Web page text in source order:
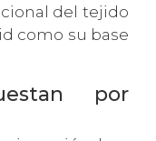
del tejido
como su base
por